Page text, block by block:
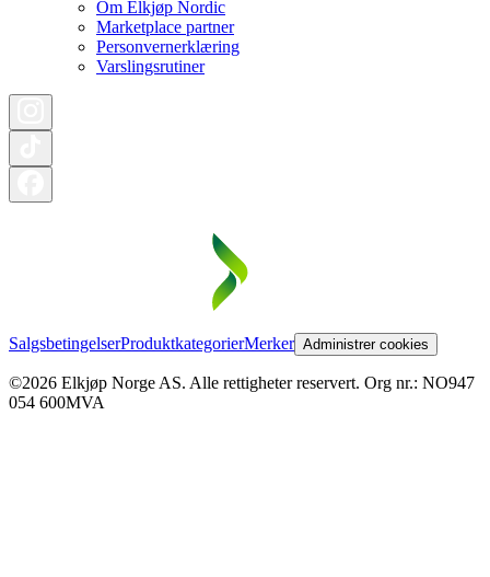
Om Elkjøp Nordic
Marketplace partner
Personvernerklæring
Varslingsrutiner
SalgsbetingelserProduktkategorierMerker Administrer cookies
©2026 Elkjøp Norge AS. Alle rettigheter reservert. Org nr.: NO947
054 600MVA